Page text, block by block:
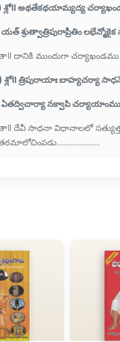
శ్లో॥ అథతేకథయామ్యద్య
శ్రుత్వాత్రిపురాప్రీతిం
దానికి ముందుగా చర్యాఖండము
శ్లో॥ త్రిపురాయాః బాహ్యచర్యా
నక్వాపి
దేవీ సాధనా విధానాలలో